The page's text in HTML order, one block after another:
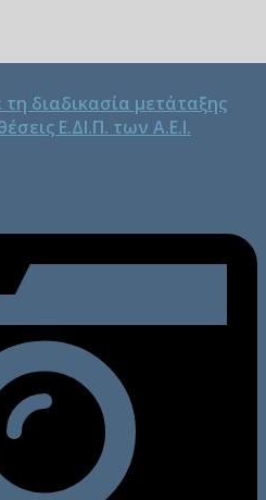
διαδικασία μετάταξης
Ε.ΔΙ.Π. των Α.Ε.Ι.